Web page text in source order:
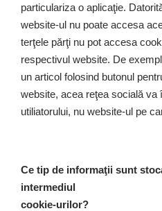
particulariza o aplicaţie.
website-ul nu poate accesa
terţele părţi nu pot accesa
respectivul website. De
un articol folosind butonul
website, acea reţea socială va
utiliatorului, nu website-ul pe
Ce tip de informaţii sunt
intermediul
cookie-urilor?